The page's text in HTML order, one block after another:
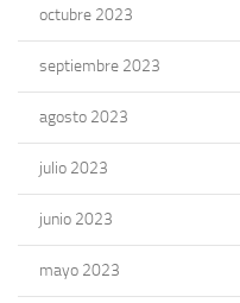
octubre 2023
septiembre 2023
agosto 2023
julio 2023
junio 2023
mayo 2023